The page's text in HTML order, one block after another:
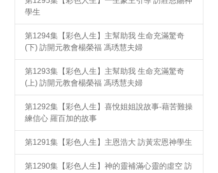
學生
第1294集【彩色人生】主幫助我 生命充滿驚奇
(下) 訪開元教會楊榮福 馮琇慧夫婦
第1293集【彩色人生】主幫助我 生命充滿驚奇
(上) 訪開元教會楊榮福 馮琇慧夫婦
第1292集【彩色人生】喜悅姐姐說故事-藉苦難操
練信心 羅百加的故事
第1291集【彩色人生】主恩浩大 訪黃宏恩神學生
第1290集【彩色人生】神的靈補滿心靈的虛空 訪